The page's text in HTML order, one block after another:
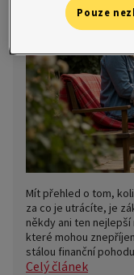
Mít přehled o tom,
za co je utrácíte, je
někdy ani ten
které mohou
stálou finanční
Celý článek
Pouze